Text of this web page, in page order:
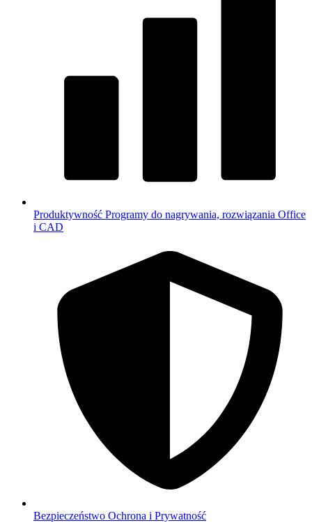
Produktywność Programy do nagrywania, rozwiązania Office
i CAD
Bezpieczeństwo Ochrona i Prywatność